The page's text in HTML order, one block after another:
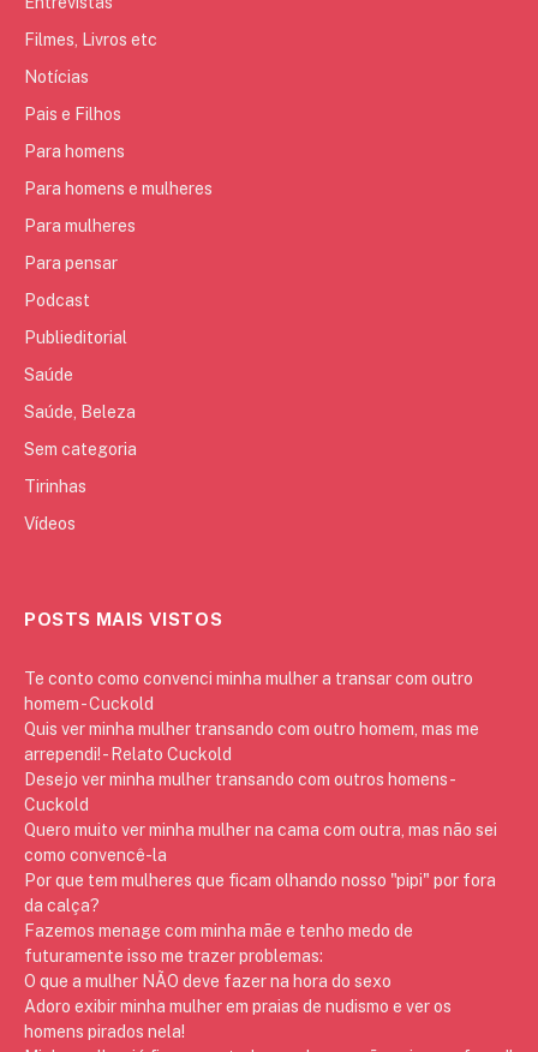
Filmes, Livros etc
Notícias
Pais e Filhos
Para homens
Para homens e mulheres
Para mulheres
Para pensar
Podcast
Publieditorial
Saúde
Saúde, Beleza
Sem categoria
Tirinhas
Vídeos
POSTS MAIS VISTOS
Te conto como convenci minha mulher a transar com outro
homem - Cuckold
Quis ver minha mulher transando com outro homem, mas me
arrependi! - Relato Cuckold
Desejo ver minha mulher transando com outros homens -
Cuckold
Quero muito ver minha mulher na cama com outra, mas não sei
como convencê-la
Por que tem mulheres que ficam olhando nosso "pipi" por fora
da calça?
Fazemos menage com minha mãe e tenho medo de
futuramente isso me trazer problemas:
O que a mulher NÃO deve fazer na hora do sexo
Adoro exibir minha mulher em praias de nudismo e ver os
homens pirados nela!